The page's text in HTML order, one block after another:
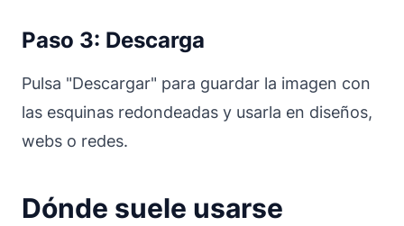
Paso 3: Descarga
Pulsa "Descargar" para guardar la imagen con
las esquinas redondeadas y usarla en diseños,
webs o redes.
Dónde suele usarse